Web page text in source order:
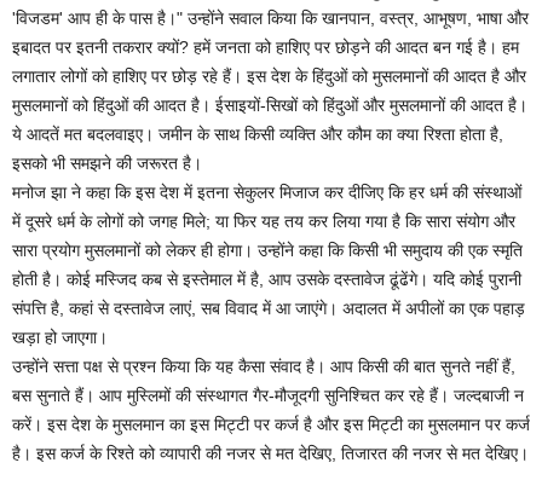
'विजडम' आप ही के पास है।" उन्होंने सवाल किया कि खानपान, वस्त्र, आभूषण, भाषा और
इबादत पर इतनी तकरार क्यों? हमें जनता को हाशिए पर छोड़ने की आदत बन गई है। हम
लगातार लोगों को हाशिए पर छोड़ रहे हैं। इस देश के हिंदुओं को मुसलमानों की आदत है और
मुसलमानों को हिंदुओं की आदत है। ईसाइयों-सिखों को हिंदुओं और मुसलमानों की आदत है।
ये आदतें मत बदलवाइए। जमीन के साथ किसी व्यक्ति और कौम का क्या रिश्ता होता है,
इसको भी समझने की जरूरत है।
मनोज झा ने कहा कि इस देश में इतना सेकुलर मिजाज कर दीजिए कि हर धर्म की संस्थाओं
में दूसरे धर्म के लोगों को जगह मिले; या फिर यह तय कर लिया गया है कि सारा संयोग और
सारा प्रयोग मुसलमानों को लेकर ही होगा। उन्होंने कहा कि किसी भी समुदाय की एक स्मृति
होती है। कोई मस्जिद कब से इस्तेमाल में है, आप उसके दस्तावेज ढूंढेंगे। यदि कोई पुरानी
संपत्ति है, कहां से दस्तावेज लाएं, सब विवाद में आ जाएंगे। अदालत में अपीलों का एक पहाड़
खड़ा हो जाएगा।
उन्होंने सत्ता पक्ष से प्रश्न किया कि यह कैसा संवाद है। आप किसी की बात सुनते नहीं हैं,
बस सुनाते हैं। आप मुस्लिमों की संस्थागत गैर-मौजूदगी सुनिश्चित कर रहे हैं। जल्दबाजी न
करें। इस देश के मुसलमान का इस मिट्टी पर कर्ज है और इस मिट्टी का मुसलमान पर कर्ज
है। इस कर्ज के रिश्ते को व्यापारी की नजर से मत देखिए, तिजारत की नजर से मत देखिए।